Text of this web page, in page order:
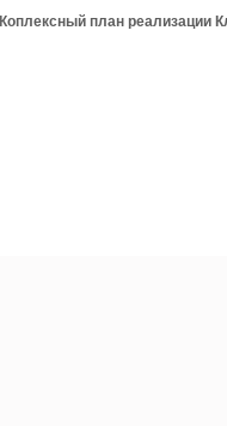
Коплексный план реализации